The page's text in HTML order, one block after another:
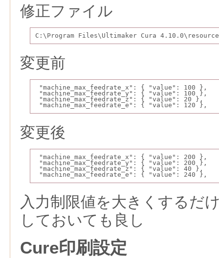
修正ファイル
C:\Program Files\Ultimaker Cura
変更前
"machine_max_feedrate_x": { "value": 100 },
"machine_max_feedrate_y": { "value": 100 },
"machine_max_feedrate_z": { "value": 20 },
"machine_max_feedrate_e": { "value": 120 },
変更後
"machine_max_feedrate_x": { "value": 200 },
"machine_max_feedrate_y": { "value": 200 },
"machine_max_feedrate_z": { "value": 40 },
"machine_max_feedrate_e": { "value": 240 },
入力制限値を大きくするだ
しておいても良し
Cure印刷設定